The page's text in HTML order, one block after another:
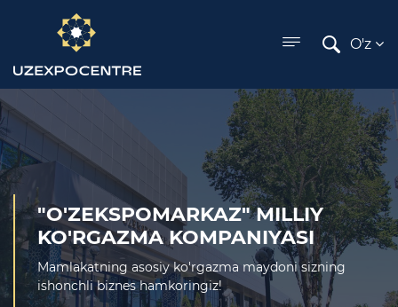
menu
O'z
"O'ZEKSPOMARKAZ" MILLIY
KO'RGAZMA KOMPANIYASI
Mamlakatning asosiy ko'rgazma maydoni sizning
ishonchli biznes hamkoringiz!